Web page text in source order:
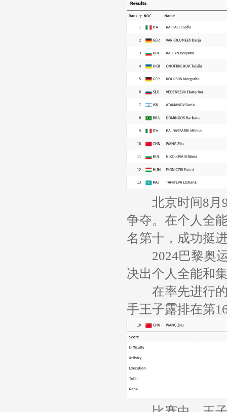
北京时间8月9
争夺。在个人全
名第十，成功挺
2024巴黎奥运
决出个人全能和
在率先进行的
手王子露排在第